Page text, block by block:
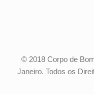
© 2018 Corpo de
Janeiro. Todos os